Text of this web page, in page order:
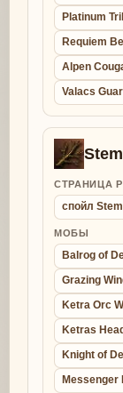
Platinum
Requiem
Alpen
Valacs
Stem
СТРАНИЦА
спойл
МОБЫ
Balrog of
Grazing
Ketra Orc
Ketras
Knight of
Messenger